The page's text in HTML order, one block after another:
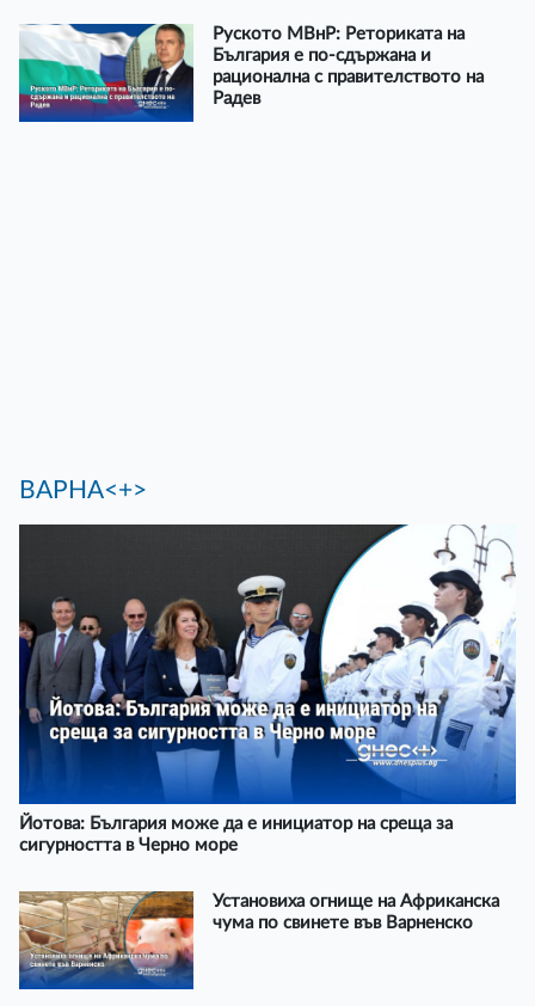
Руското МВнР: Реториката на
България е по-сдържана и
рационална с правителството на
Радев
ВАРНА<+>
Йотова: България може да е инициатор на среща за
сигурността в Черно море
Установиха огнище на Африканска
чума по свинете във Варненско